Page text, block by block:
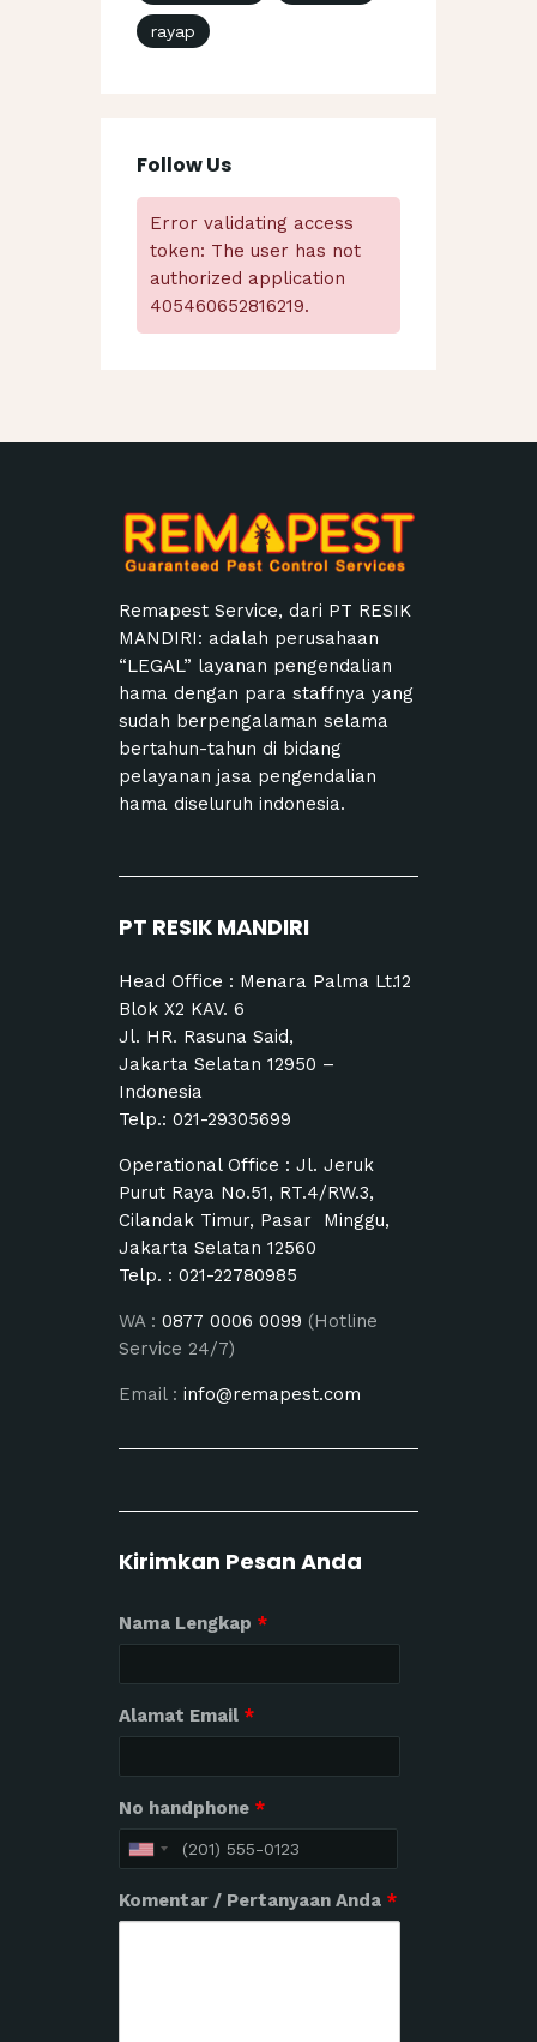
rayap
Follow Us
Error validating access
token: The user has not
authorized application
405460652816219.
Remapest Service, dari PT RESIK
MANDIRI: adalah perusahaan
“LEGAL” layanan pengendalian
hama dengan para staffnya yang
sudah berpengalaman selama
bertahun-tahun di bidang
pelayanan jasa pengendalian
hama diseluruh indonesia.
PT RESIK MANDIRI
Head Office : Menara Palma Lt.12
Blok X2 KAV. 6
Jl. HR. Rasuna Said,
Jakarta Selatan 12950 –
Indonesia
Telp.: 021-29305699
Operational Office : Jl. Jeruk
Purut Raya No.51, RT.4/RW.3,
Cilandak Timur, Pasar Minggu,
Jakarta Selatan 12560
Telp. : 021-22780985
WA : 0877 0006 0099 (Hotline
Service 24/7)
Email : info@remapest.com
Kirimkan Pesan Anda
Nama Lengkap *
Alamat Email *
No handphone *
Komentar / Pertanyaan Anda *